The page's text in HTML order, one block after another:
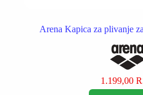
Arena Kapica za plivanje
1.199,00